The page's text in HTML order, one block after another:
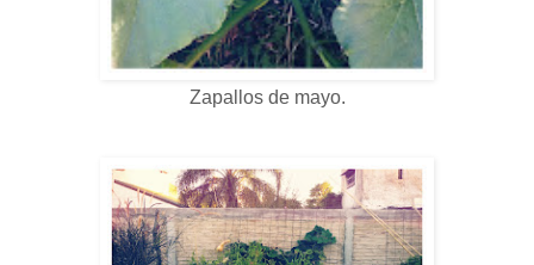
Zapallos de mayo.